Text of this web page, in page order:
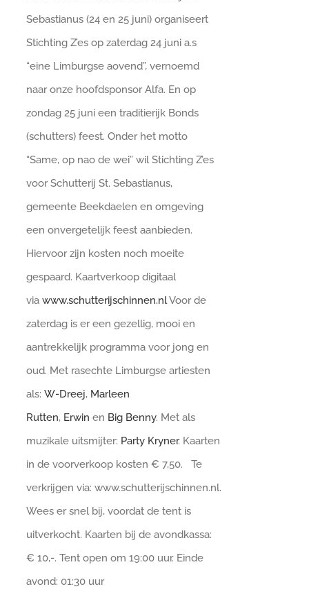
Sebastianus (24 en 25 juni) organiseert
Stichting Z’es op zaterdag 24 juni a.s
“eine Limburgse aovend”, vernoemd
naar onze hoofdsponsor Alfa. En op
zondag 25 juni een traditierijk Bonds
(schutters) feest. Onder het motto
“Same, op nao de wei” wil Stichting Z’es
voor Schutterij St. Sebastianus,
gemeente Beekdaelen en omgeving
een onvergetelijk feest aanbieden.
Hiervoor zijn kosten noch moeite
gespaard. Kaartverkoop digitaal
viawww.schutterijschinnen.nlVoor de
zaterdag is er een gezellig, mooi en
aantrekkelijk programma voor jong en
oud. Met rasechte Limburgse artiesten
als: W-Dreej, Marleen
Rutten, Erwin en Big Benny. Met als
muzikale uitsmijter: Party Kryner. Kaarten
in de voorverkoop kosten € 7,50. Te
verkrijgen via: www.schutterijschinnen.nl.
Wees er snel bij, voordat de tent is
uitverkocht. Kaarten bij de avondkassa:
€ 10,-. Tent open om 19:00 uur. Einde
avond: 01:30 uur